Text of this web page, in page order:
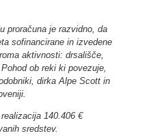
proračuna je razvidno, da
sofinancirane in izvedene
aktivnosti: drsališče,
ob reki ki povezuje,
dirka Alpe Scott in
140.406 €
sredstev.